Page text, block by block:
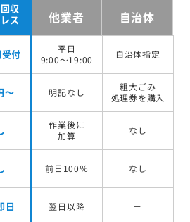
収
ス
他業者 自治体
付
平日
9:00～19:00
自治体指定
～ 明記なし
粗大ごみ
処理券を購入
作業後に
加算
なし
前日100％ なし
日 翌日以降 －